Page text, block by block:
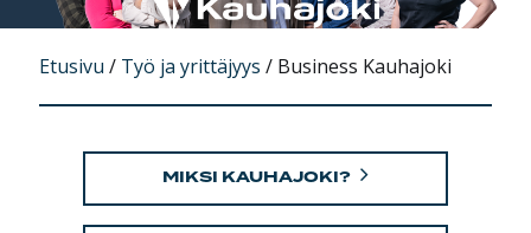
Etusivu / Työ ja yrittäjyys / Business Kauhajoki
MIKSI KAUHAJOKI?